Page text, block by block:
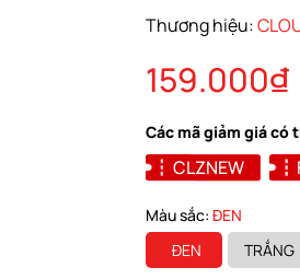
Thương hiệu:
159.000₫
Các mã giảm giá có
CLZNEW
Màu sắc: ĐEN
ĐEN
TRẮNG